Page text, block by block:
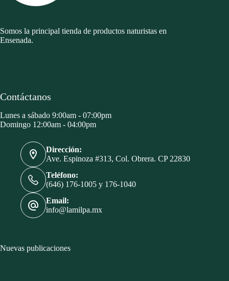
Somos la principal tienda de productos naturistas en
Ensenada.
Contáctanos
Lunes a sábado 9:00am - 07:00pm
Domingo 12:00am - 04:00pm
Dirección:
Ave. Espinoza #313, Col. Obrera. CP 22830
Teléfono:
(646) 176-1005 y 176-1040
Email:
info@lamilpa.mx
Nuevas publicaciones